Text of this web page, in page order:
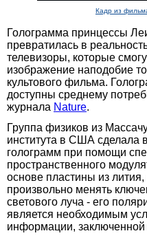
Кадр из
Голограмма принцессы
превратилась в
телевизоры, которые
изображение наподобие
культового фильма.
доступны среднему
журнала Nature.
Группа физиков из
института в США сделала
голограмм при помощи
пространственного
основе пластины из
произвольно менять
светового луча - его
является необходимым
информации, заключенной